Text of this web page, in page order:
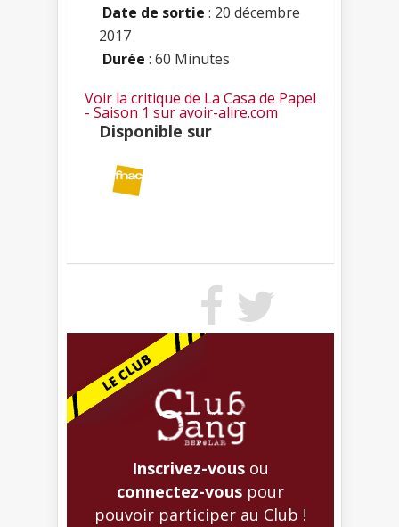
Date de sortie : 20 décembre
2017
Durée : 60 Minutes
Voir la critique de La Casa de Papel
- Saison 1 sur avoir-alire.com
Disponible sur
Inscrivez-vous ou
connectez-vous pour
pouvoir participer au Club !